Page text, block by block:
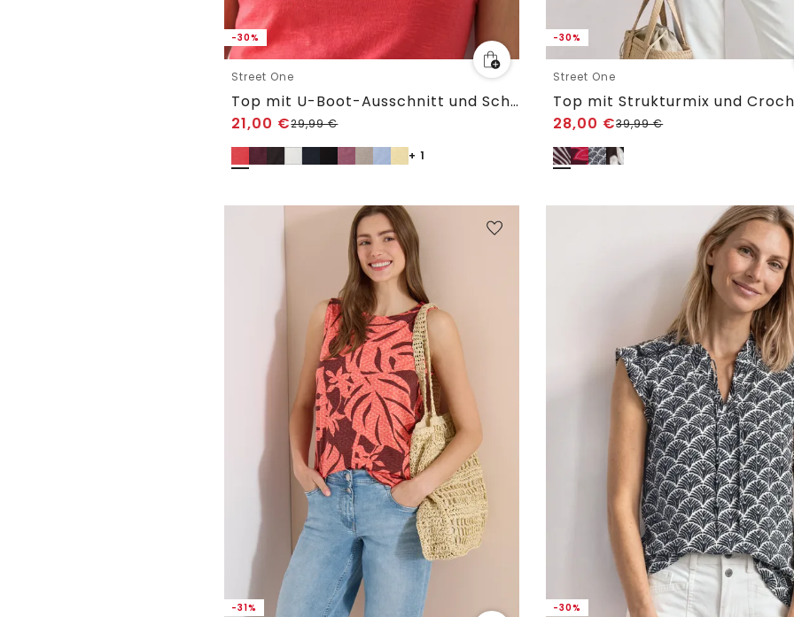
-30%
Street One
Top mit U-Boot-Ausschnitt und Schulterdetail
21,00 €29,99€
+ 1
-30%
Street One
28,00 €39,99€
-31% -30%